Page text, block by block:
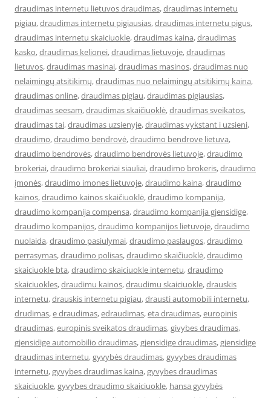
draudimas internetu lietuvos draudimas,draudimas internetu
pigiau,draudimas internetu pigiausias,draudimas internetu pigus,
draudimas internetu skaiciuokle,draudimas kaina,draudimas
kasko,draudimas kelionei,draudimas lietuvoje,draudimas
lietuvos,draudimas masinai,draudimas masinos,draudimas nuo
nelaimingų atsitikimų,draudimas nuo nelaimingų atsitikimų kaina,
draudimas online,draudimas pigiau,draudimas pigiausias,
draudimas seesam,draudimas skaičiuoklė,draudimas sveikatos,
draudimas tai,draudimas uzsienyje,draudimas vykstant i uzsieni,
draudimo,draudimo bendrovė,draudimo bendrove lietuva,
draudimo bendrovės,draudimo bendrovės lietuvoje,draudimo
brokeriai,draudimo brokeriai siauliai,draudimo brokeris,draudimo
įmonės,draudimo imones lietuvoje,draudimo kaina,draudimo
kainos,draudimo kainos skaičiuoklė,draudimo kompanija,
draudimo kompanija compensa,draudimo kompanija gjensidige,
draudimo kompanijos,draudimo kompanijos lietuvoje,draudimo
nuolaida,draudimo pasiulymai,draudimo paslaugos,draudimo
perrasymas,draudimo polisas,draudimo skaičiuoklė,draudimo
skaiciuokle bta,draudimo skaiciuokle internetu,draudimo
skaiciuokles,draudimu kainos,draudimu skaiciuokle,drauskis
internetu,drauskis internetu pigiau,drausti automobili internetu,
drudimas,e draudimas,edraudimas,eta draudimas,europinis
draudimas,europinis sveikatos draudimas,givybes draudimas,
gjensidige automobilio draudimas,gjensidige draudimas,gjensidige
draudimas internetu,gyvybės draudimas,gyvybes draudimas
internetu,gyvybes draudimas kaina,gyvybes draudimas
skaiciuokle,gyvybes draudimo skaiciuokle, hansa gyvybės